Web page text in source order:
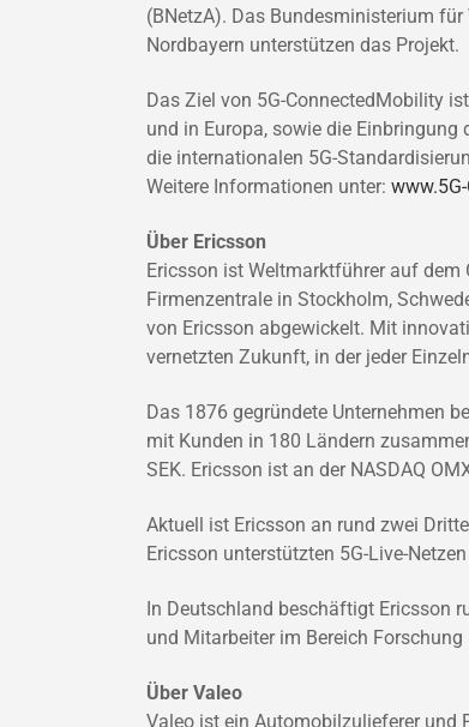
(BNetzA). Das Bundesministerium
Nordbayern unterstützen das Projekt.
Das Ziel von 5G-ConnectedMobility
und in Europa, sowie die
die internationalen 5G-
Weitere Informationen unter:
Über Ericsson
Ericsson ist Weltmarktführer auf
Firmenzentrale in Stockholm,
von Ericsson abgewickelt. Mit
vernetzten Zukunft, in der jeder
Das 1876 gegründete Unternehmen
mit Kunden in 180 Ländern
SEK. Ericsson ist an der NASDAQ
Aktuell ist Ericsson an rund zwei
Ericsson unterstützten 5G-Live-
In Deutschland beschäftigt Ericsson
und Mitarbeiter im Bereich
Über Valeo
Valeo ist ein Automobilzulieferer und